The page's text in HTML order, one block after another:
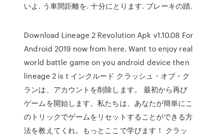
いよ. う車間距離を. 十分にとります. ブレーキの踏.
Download Lineage 2 Revolution Apk v1.10.08 For
Android 2019 now from here. Want to enjoy real
world battle game on you android device then
lineage 2 is t インクルード クラッシュ・オブ・ク
ランは、アカウントを削除します。 最初から再び
ゲームを開始します。私たちは、あなたが簡単にこ
のトリックでゲームをリセットすることができる方
法を教えてくれ。もっとここで学びます！ クラッ